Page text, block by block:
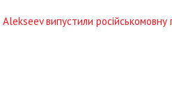
Alekseev випустили російськомовну